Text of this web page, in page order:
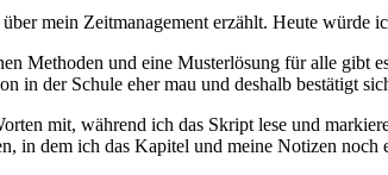
mein Zeitmanagement erzählt. Heute würde
Methoden und eine Musterlösung für alle gibt
in der Schule eher mau und deshalb bestätigt
mit, während ich das Skript lese und
in dem ich das Kapitel und meine Notizen